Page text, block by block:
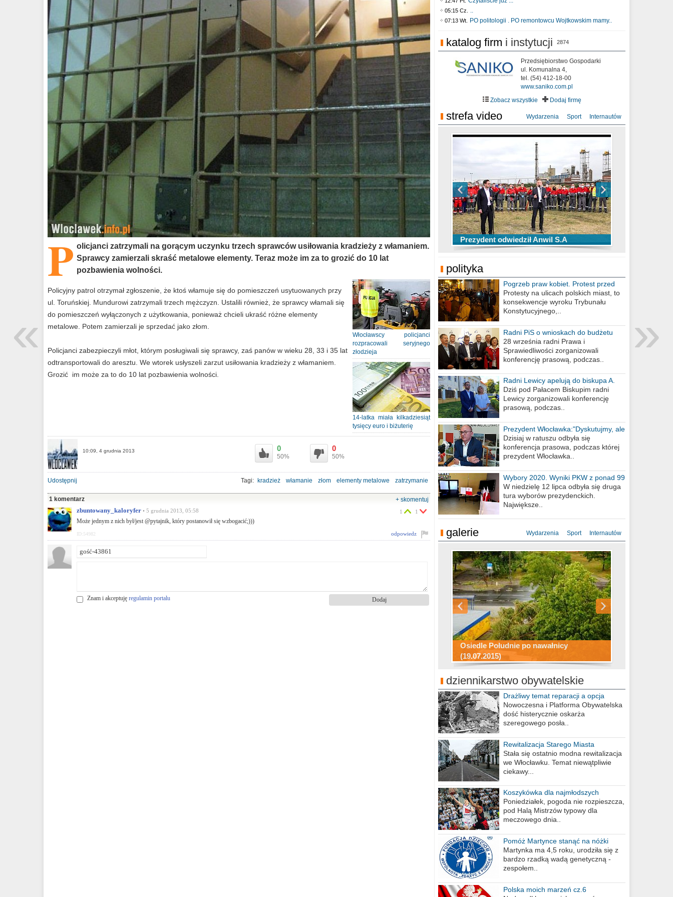
P olicjanci zatrzymali na gorącym uczynku trzech sprawców usiłowania kradzieży z włamaniem.
Sprawcy zamierzali skraść metalowe elementy. Teraz może im za to grozić do 10 lat
pozbawienia wolności.
Włocławscy policjanci
rozpracowali seryjnego
złodzieja
14-latka miała kilkadziesiąt
tysięcy euro i biżuterię
Policyjny patrol otrzymał zgłoszenie, że ktoś włamuje się do pomieszczeń usytuowanych przy
ul. Toruńskiej. Mundurowi zatrzymali trzech mężczyzn. Ustalili również, że sprawcy włamali się
do pomieszczeń wyłączonych z użytkowania, ponieważ chcieli ukraść różne elementy
metalowe. Potem zamierzali je sprzedać jako złom.
Policjanci zabezpieczyli młot, którym posługiwali się sprawcy, zaś panów w wieku 28, 33 i 35 lat
odtransportowali do aresztu. We wtorek usłyszeli zarzut usiłowania kradzieży z włamaniem.
Grozić im może za to do 10 lat pozbawienia wolności.
10:09, 4 grudnia 2013 0
50%
0
50%
Udostępnij Tagi: kradzież włamanie złom elementy metalowe zatrzymanie
1 komentarz
+ skomentuj
zbuntowany_kaloryfer • 5 grudnia 2013, 05:58
Może jednym z nich był/jest @pytajnik, który postanowił się wzbogacić;)))
1 1
odpowiedz
ID:54982
Znam i akceptuję regulamin portalu
05:15 Cz. ..
07:13 Wt. PO politologii . PO remontowcu Wojtkowskim mamy..
katalog firm i instytucji 2874
Przedsiębiorstwo Gospodarki
ul. Komunalna 4,
tel. (54) 412-18-00
www.saniko.com.pl
Zobacz wszystkie
Dodaj firmę
strefa video Wydarzenia Sport Internautów
Prezydent odwiedził Anwil S.A
TOP 10 przechwytów Anwilu Włocławek
w EBL w sezonie 2019/2020
TOP 5 rzutów Anwilu Włocławek w BCL
w sezonie 2019/2020
Ni To Ponk - W oczach mamy strach
sixf33t .Last Year DRONE FOOTAGE
Włocławek
XXIII Sesja Rady Miasta Włocławek VIII
kadencji w dniu 09.06.2020 r.
polityka
Pogrzeb praw kobiet. Protest przed
biurem poselskim PiS
Protesty na ulicach polskich miast, to
konsekwencje wyroku Trybunału
Konstytucyjnego,..
Radni PiS o wnioskach do budżetu
miasta na 2021 rok
28 września radni Prawa i
Sprawiedliwości zorganizowali
konferencję prasową, podczas..
Radni Lewicy apelują do biskupa A.
Wiesława Meringa
Dziś pod Pałacem Biskupim radni
Lewicy zorganizowali konferencję
prasową, podczas..
Prezydent Włocławka:"Dyskutujmy, ale
nie obrażajmy się”
Dzisiaj w ratuszu odbyła się
konferencja prasowa, podczas której
prezydent Włocławka..
Wybory 2020. Wyniki PKW z ponad 99
procent obwodów
W niedzielę 12 lipca odbyła się druga
tura wyborów prezydenckich.
Największe..
galerie Wydarzenia Sport Internautów
Osiedle Południe po nawałnicy
(19.07.2015)
Wizytówka Włocławka
polowanie wigilijne 2014
Miasto kładzie się do snu .
Konkurs fotograficzny "Co to za
miejsca"
Ścieżka rowerowa w naszym mieście
dziennikarstwo obywatelskie
Drażliwy temat reparacji a opcja
berlińska
Nowoczesna i Platforma Obywatelska
dość histerycznie oskarża
szeregowego posła..
Rewitalizacja Starego Miasta
Stała się ostatnio modna rewitalizacja
we Włocławku. Temat niewątpliwie
ciekawy...
Koszykówka dla najmłodszych
Poniedziałek, pogoda nie rozpieszcza,
pod Halą Mistrzów typowy dla
meczowego dnia..
Pomóż Martynce stanąć na nóżki
Martynka ma 4,5 roku, urodziła się z
bardzo rzadką wadą genetyczną -
zespołem..
Polska moich marzeń cz.6
»
«